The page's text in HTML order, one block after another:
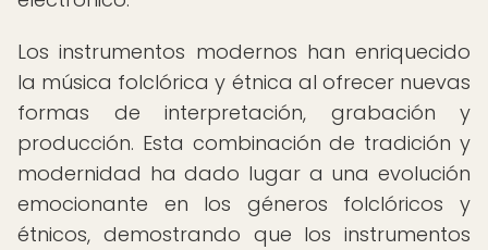
Los instrumentos modernos han enriquecido
la música folclórica y étnica al ofrecer nuevas
formas de interpretación, grabación y
producción. Esta combinación de tradición y
modernidad ha dado lugar a una evolución
emocionante en los géneros folclóricos y
étnicos, demostrando que los instrumentos